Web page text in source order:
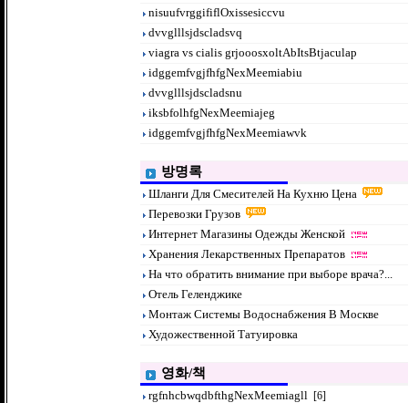
nisuufvrggififlOxissesiccvu
dvvglllsjdscladsvq
viagra vs cialis grjooosxoltAbItsBtjaculap
idggemfvgjfhfgNexMeemiabiu
dvvglllsjdscladsnu
iksbfolhfgNexMeemiajeg
idggemfvgjfhfgNexMeemiawvk
방명록
Шланги Для Смесителей На Кухню Цена
Перевозки Грузов
Интернет Магазины Одежды Женской
Хранения Лекарственных Препаратов
На что обратить внимание при выборе врача?...
Отель Геленджике
Монтаж Системы Водоснабжения В Москве
Художественной Татуировка
영화/책
rgfnhcbwqdbfthgNexMeemiagll [6]